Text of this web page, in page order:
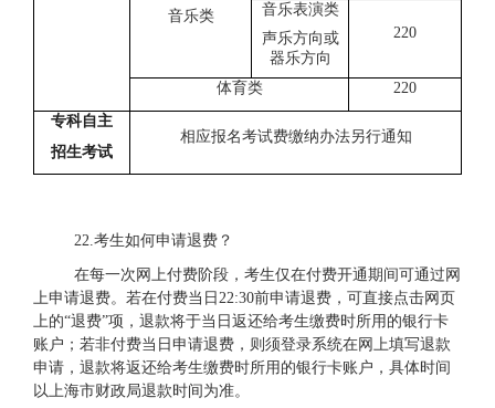
音乐类
音乐表演类
声乐方向或
器乐方向
220
体育类
220
专科自主
招生考试
相应报名考试费缴纳办法另行通知
22.考生如何申请退费？
在每一次网上付费阶段，考生仅在付费开通期间可通过网
上申请退费。若在付费当日 22:30前申请退费，可直接点击网页
上的“退费”项，退款将于当日返还给考生缴费时所用的银行卡
账户；若非付费当日申请退费，则须登录系统在网上填写退款
申请，退款将返还给考生缴费时所用的银行卡账户，具体时间
以上海市财政局退款时间为准。